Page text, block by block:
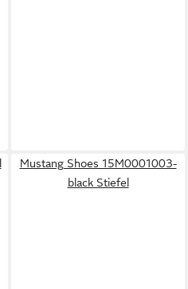
Mustang Shoes 15M0001003-
black Stiefel